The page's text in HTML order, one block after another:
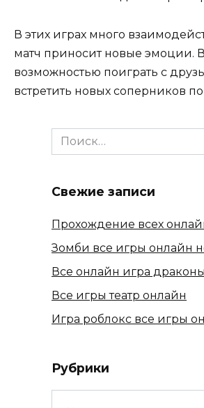
В этих играх много
матч приносит новые эмоции.
возможностью поиграть с
встретить новых соперников
Search
for:
Свежие записи
Прохождение всех
Зомби все игры онлайн
Все онлайн игра драконы
Все игры театр онлайн
Игра роблокс все игры
Рубрики